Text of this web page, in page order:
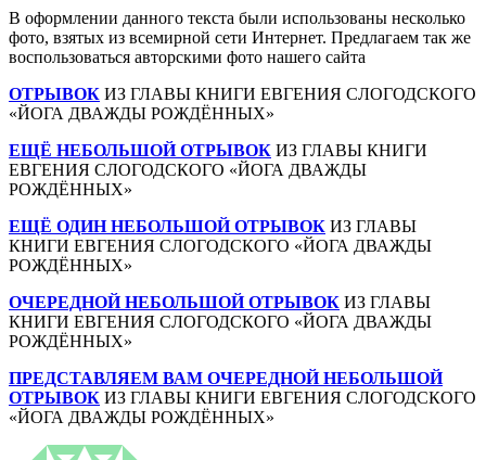
В оформлении данного текста были использованы несколько
фото, взятых из всемирной сети Интернет. Предлагаем так же
воспользоваться авторскими фото нашего сайта
ОТРЫВОК ИЗ ГЛАВЫ КНИГИ ЕВГЕНИЯ СЛОГОДСКОГО
«ЙОГА ДВАЖДЫ РОЖДЁННЫХ»
ЕЩЁ НЕБОЛЬШОЙ ОТРЫВОК ИЗ ГЛАВЫ КНИГИ
ЕВГЕНИЯ СЛОГОДСКОГО «ЙОГА ДВАЖДЫ
РОЖДЁННЫХ»
ЕЩЁ ОДИН НЕБОЛЬШОЙ ОТРЫВОК ИЗ ГЛАВЫ
КНИГИ ЕВГЕНИЯ СЛОГОДСКОГО «ЙОГА ДВАЖДЫ
РОЖДЁННЫХ»
ОЧЕРЕДНОЙ НЕБОЛЬШОЙ ОТРЫВОК ИЗ ГЛАВЫ
КНИГИ ЕВГЕНИЯ СЛОГОДСКОГО «ЙОГА ДВАЖДЫ
РОЖДЁННЫХ»
ПРЕДСТАВЛЯЕМ ВАМ ОЧЕРЕДНОЙ НЕБОЛЬШОЙ
ОТРЫВОК ИЗ ГЛАВЫ КНИГИ ЕВГЕНИЯ СЛОГОДСКОГО
«ЙОГА ДВАЖДЫ РОЖДЁННЫХ»